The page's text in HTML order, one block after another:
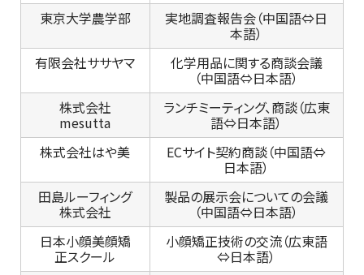
東京大学農学部
実地調査報告会（中国語⇔日
本語）
有限会社ササヤマ
化学用品に関する商談会議
（中国語⇔日本語）
株式会社
mesutta
ランチミーティング、商談（広東
語⇔日本語）
株式会社はや美
ECサイト契約商談（中国語⇔
日本語）
田島ルーフィング
株式会社
製品の展示会についての会議
（中国語⇔日本語）
日本小顔美顔矯
正スクール
小顔矯正技術の交流（広東語
⇔日本語）